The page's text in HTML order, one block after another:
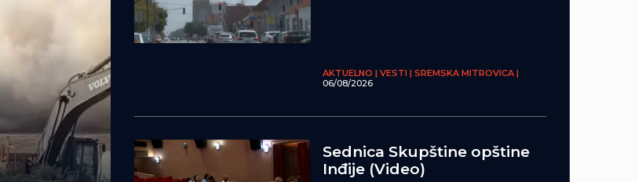
AKTUELNO | VESTI | SREMSKA MITROVICA |
06/08/2026
Sednica Skupštine opštine
Inđije (Video)